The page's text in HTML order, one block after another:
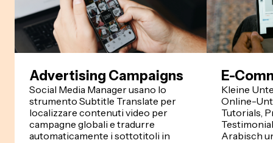
Advertising Campaigns
Social Media Manager usano lo
strumento Subtitle Translate per
localizzare contenuti video per
campagne globali e tradurre
automaticamente i sottotitoli in
E-
Kleine
Online-
Tutorials,
Arabisch